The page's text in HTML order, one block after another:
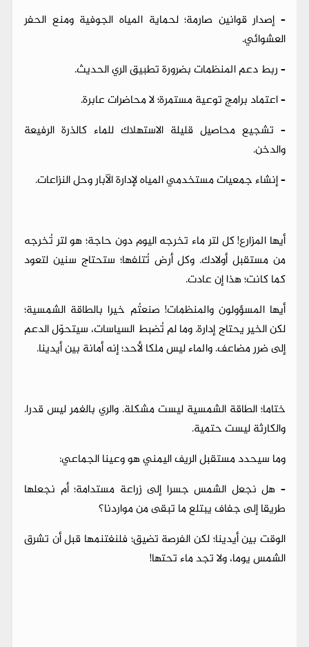
– إصدار قوانين صارمة؛ لحماية المياه الجوفية ومنع الحفر
العشوائي.
– ربط دعم المنظمات بضرورة تطبيق الري الحديث.
– اعتماد برامج توعية مستمرة؛ لا محاضرات عابرة.
– تشجيع محاصيل قليلة الاستهلاك للماء كالذرة الرفيعة
والدخن.
– إنشاء جمعيات مستخدمي المياه لإدارة الآبار وحل النزاعات.
أيها المزارع! كل لتر ماء تخرجه اليوم دون حاجة؛ هو لتر تُخرجه
من مستقبل أولادك. وكل أرض تُتلفها؛ ستحتاج سنين لتعود
كما كانت؛ هذا إن عادت.
أيها المسؤولون والمنظمات! صنعتُم خيرا بالطاقة الشمسية؛
لكن الخير يحتاج إدارة. وما لم تُضبط السياسات، سيتحوّل الدعم
إلى ضرر مضاعف. والماء ليس ملكا لأحد؛ إنه أمانة بين أيدينا.
ختاما؛ الطاقة الشمسية ليست مشكلة. والري بالغمر ليس قدرا.
والكارثة ليست حتمية.
وما سيحدد مستقبل الريف اليمني هو وعينا الجماعي:
– هل نجعل الشمس جسرا إلى زراعة مستدامة؛ أم نجعلها
طريقا إلى جفاف يبتلع ما تبقى من مواردنا؟
الوقت بين أيدينا؛ لكن الفرصة تضيق؛ فلنغتنمها قبل أن تشرق
الشمس يوما، ولا تجد ماء تحتها!